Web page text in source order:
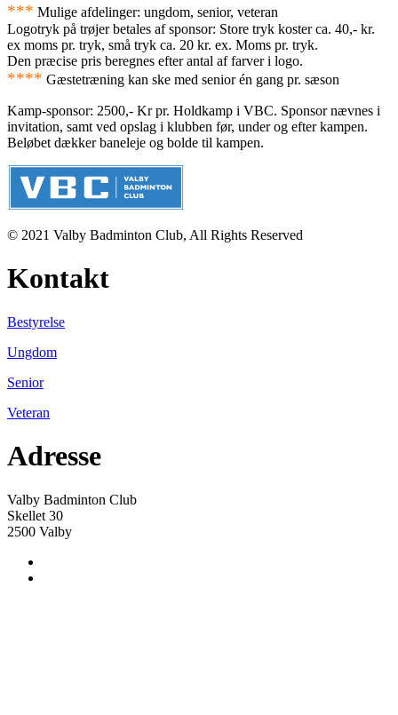
*** Mulige afdelinger: ungdom, senior, veteran
Logotryk på trøjer betales af sponsor: Store tryk koster ca. 40,- kr.
ex moms pr. tryk, små tryk ca. 20 kr. ex. Moms pr. tryk.
Den præcise pris beregnes efter antal af farver i logo.
**** Gæstetræning kan ske med senior én gang pr. sæson
Kamp-sponsor: 2500,- Kr pr. Holdkamp i VBC. Sponsor nævnes i
invitation, samt ved opslag i klubben før, under og efter kampen.
Beløbet dækker baneleje og bolde til kampen.
© 2021 Valby Badminton Club, All Rights Reserved
Kontakt
Bestyrelse
Ungdom
Senior
Veteran
Adresse
Valby Badminton Club
Skellet 30
2500 Valby